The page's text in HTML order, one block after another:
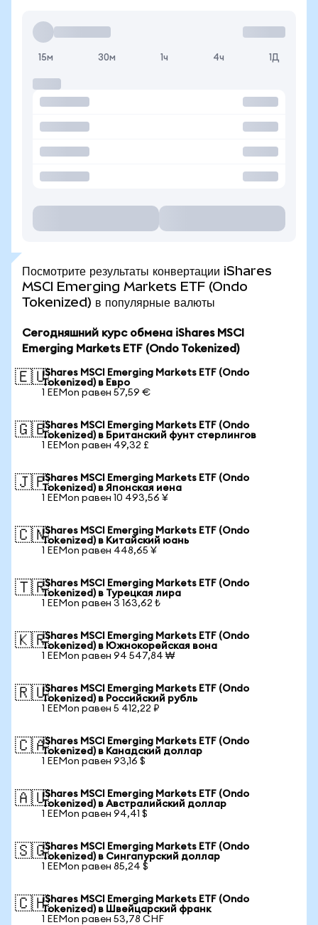
15м 30м 1ч 4ч 1Д
Посмотрите результаты конвертации iShares
MSCI Emerging Markets ETF (Ondo
Tokenized) в популярные валюты
Сегодняшний курс обмена iShares MSCI
Emerging Markets ETF (Ondo Tokenized)
🇪🇺iShares MSCI Emerging Markets ETF (Ondo
Tokenized) в Евро
1 EEMon равен 57,59 €
🇬🇧iShares MSCI Emerging Markets ETF (Ondo
Tokenized) в Британский фунт стерлингов
1 EEMon равен 49,32 £
🇯🇵iShares MSCI Emerging Markets ETF (Ondo
Tokenized) в Японская иена
1 EEMon равен 10 493,56 ¥
🇨🇳iShares MSCI Emerging Markets ETF (Ondo
Tokenized) в Китайский юань
1 EEMon равен 448,65 ¥
🇹🇷iShares MSCI Emerging Markets ETF (Ondo
Tokenized) в Турецкая лира
1 EEMon равен 3 163,62 ₺
🇰🇷iShares MSCI Emerging Markets ETF (Ondo
Tokenized) в Южнокорейская вона
1 EEMon равен 94 547,84 ₩
🇷🇺iShares MSCI Emerging Markets ETF (Ondo
Tokenized) в Российский рубль
1 EEMon равен 5 412,22 ₽
🇨🇦iShares MSCI Emerging Markets ETF (Ondo
Tokenized) в Канадский доллар
1 EEMon равен 93,16 $
🇦🇺iShares MSCI Emerging Markets ETF (Ondo
Tokenized) в Австралийский доллар
1 EEMon равен 94,41 $
🇸🇬iShares MSCI Emerging Markets ETF (Ondo
Tokenized) в Сингапурский доллар
1 EEMon равен 85,24 $
🇨🇭iShares MSCI Emerging Markets ETF (Ondo
Tokenized) в Швейцарский франк
1 EEMon равен 53,78 CHF